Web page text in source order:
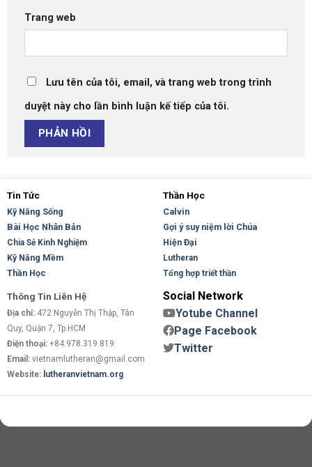
Trang web
Lưu tên của tôi, email, và trang web trong trình
duyệt này cho lần bình luận kế tiếp của tôi.
Tin Tức
Kỹ Năng Sống
Bài Học Nhân Bản
Chia Sẻ Kinh Nghiệm
Kỹ Năng Mềm
Thần Học
Thần Học
Calvin
Gợi ý suy niệm lời Chúa
Hiện Đại
Lutheran
Tổng hợp triết thần
Thông Tin Liên Hệ
Địa chỉ: 472 Nguyễn Thị Thập, Tân
Quy, Quận 7, Tp.HCM
Điện thoại: +84.978.319.819
Email: vietnamlutheran@gmail.com
Website: lutheranvietnam.org
Social Network
Yotube Channel
Page Facebook
Twitter